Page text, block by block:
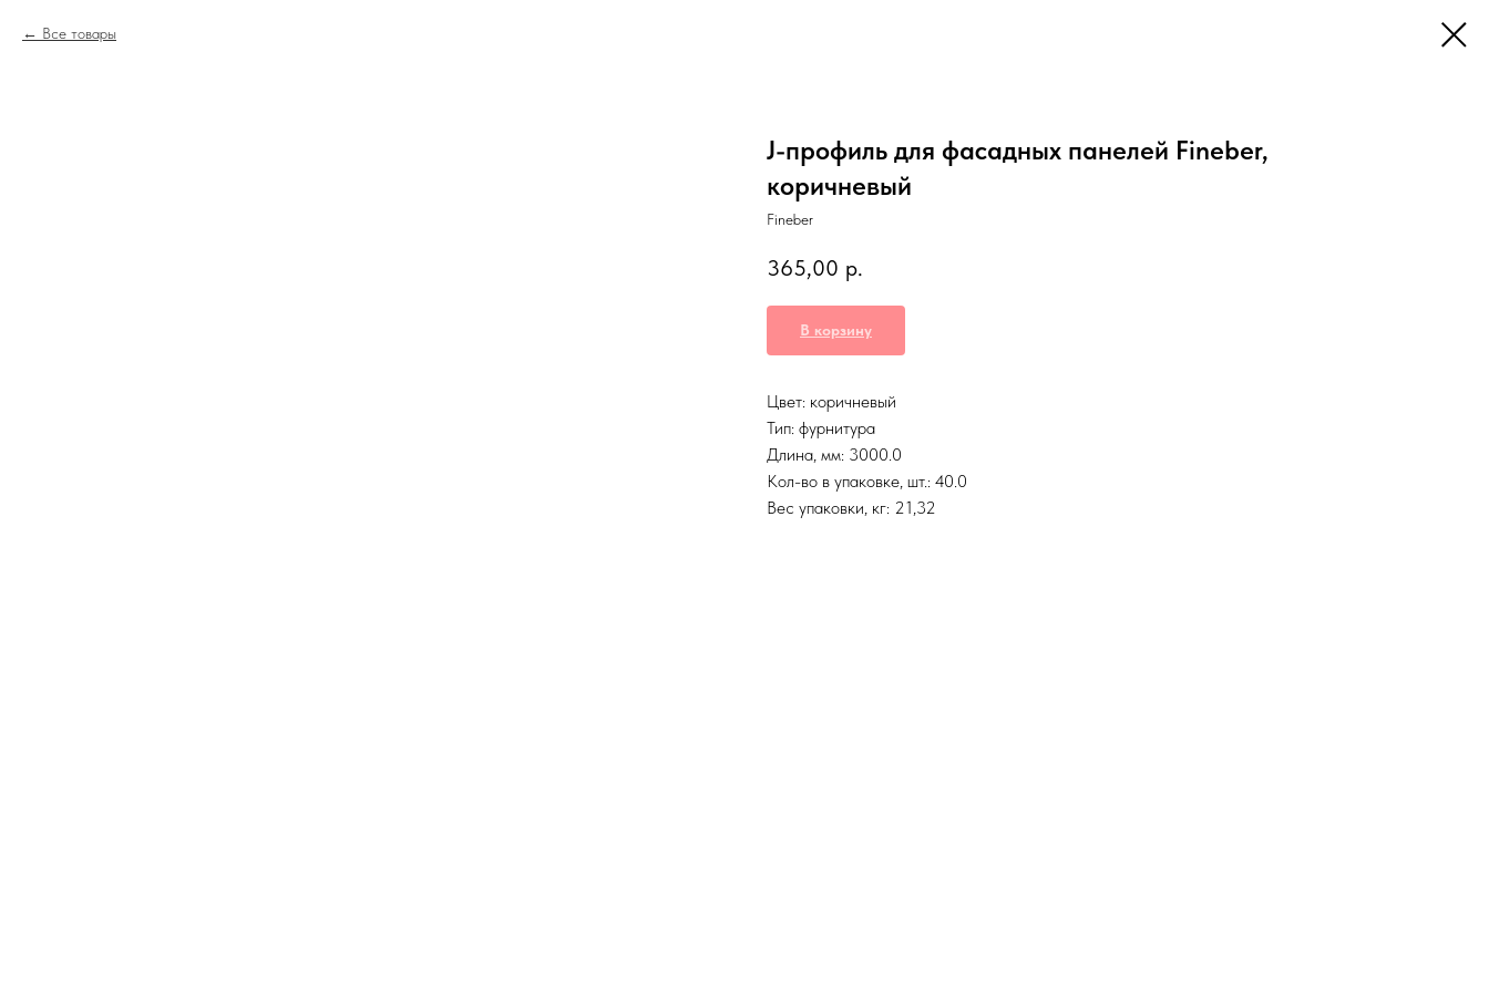
Все товары
J-профиль для фасадных панелей Fineber,
коричневый
Fineber
365,00 р.
В корзину
Цвет: коричневый
Тип: фурнитура
Длина, мм: 3000.0
Кол-во в упаковке, шт.: 40.0
Вес упаковки, кг: 21,32